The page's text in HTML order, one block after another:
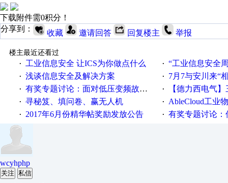
下载附件需0积分！
分享到：
收藏 邀请回答 回复楼主 举报
楼主最近还看过
·
工业信息安全 让ICS为你做点什么 · “工业信息安全周之我见”
· 浅谈信息安全及解决方案 · 7月7与安川来“
· 有奖专题讨论：面对低压变频故障，老手是这样解决的！ · 【德力西电气】三
· 寻秘笈、填问卷、赢无人机 · AbleCloud工业物联
· 2017年6月份精华帖奖励发放公告 · 有奖专题讨论：伺服选择
wcyhphp
关注 私信